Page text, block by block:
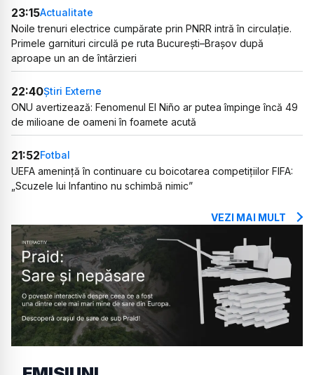
23:15Actualitate
Noile trenuri electrice cumpărate prin PNRR intră în circulație.
Primele garnituri circulă pe ruta București–Brașov după
aproape un an de întârzieri
22:40Știri Externe
ONU avertizează: Fenomenul El Niño ar putea împinge încă 49
de milioane de oameni în foamete acută
21:52Fotbal
UEFA amenință în continuare cu boicotarea competițiilor FIFA:
„Scuzele lui Infantino nu schimbă nimic”
VEZI MAI MULT